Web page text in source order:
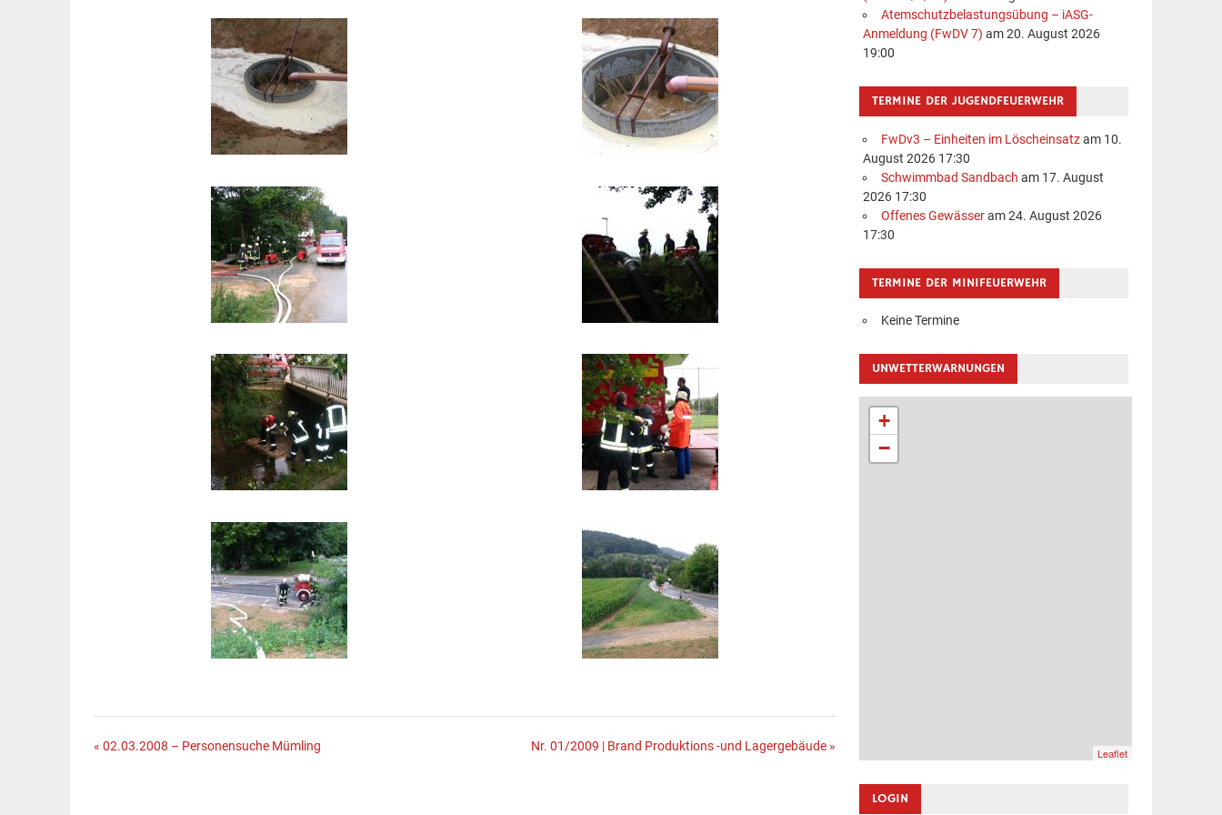
Beitragsnavigation
« 02.03.2008 – Personensuche Mümling Nr. 01/2009 | Brand Produktions -und Lagergebäude »
Atemschutzbelastungsübung – iASG-
Anmeldung (FwDV 7) am 20. August 2026
19:00
TERMINE DER JUGENDFEUERWEHR
FwDv3 – Einheiten im Löscheinsatzam 10.
August 2026 17:30
Schwimmbad Sandbach am 17. August
2026 17:30
Offenes Gewässeram 24. August 2026
17:30
TERMINE DER MINIFEUERWEHR
Keine Termine
UNWETTERWARNUNGEN
+
−
Leaflet
LOGIN